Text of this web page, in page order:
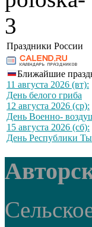
Праздники России
Ближайшие
11 августа 2026 (вт):
День белого гриба
12 августа 2026 (ср):
День Военно-
15 августа 2026 (сб):
День Республики